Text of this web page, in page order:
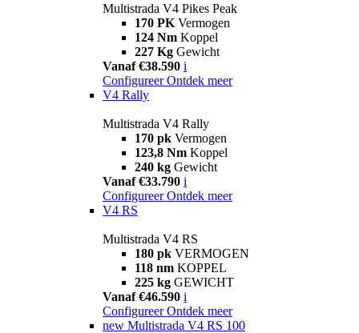
Multistrada V4 Pikes Peak
170 PK Vermogen
124 Nm Koppel
227 Kg Gewicht
Vanaf €38.590 i
Configureer Ontdek meer
V4 Rally
Multistrada V4 Rally
170 pk Vermogen
123,8 Nm Koppel
240 kg Gewicht
Vanaf €33.790 i
Configureer Ontdek meer
V4 RS
Multistrada V4 RS
180 pk VERMOGEN
118 nm KOPPEL
225 kg GEWICHT
Vanaf €46.590 i
Configureer Ontdek meer
new Multistrada V4 RS 100